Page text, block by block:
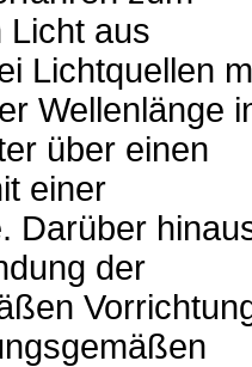
Licht aus
Lichtquellen
Wellenlänge
über einen
einer
Darüber
der